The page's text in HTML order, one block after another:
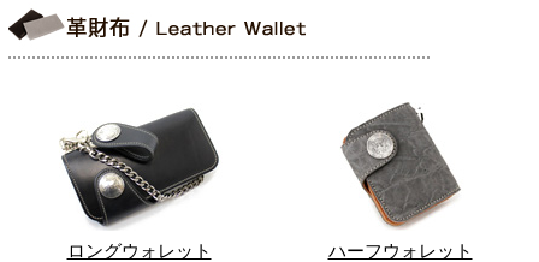
ロングウォレット ハーフウォレット